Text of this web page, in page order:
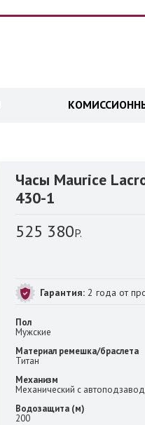
Часы Maurice
430-1
525 380P.
Гарантия:2 года от
Пол
Мужские
Материал ремешка/браслета
Титан
Механизм
Механический с
Водозащита (м)
200